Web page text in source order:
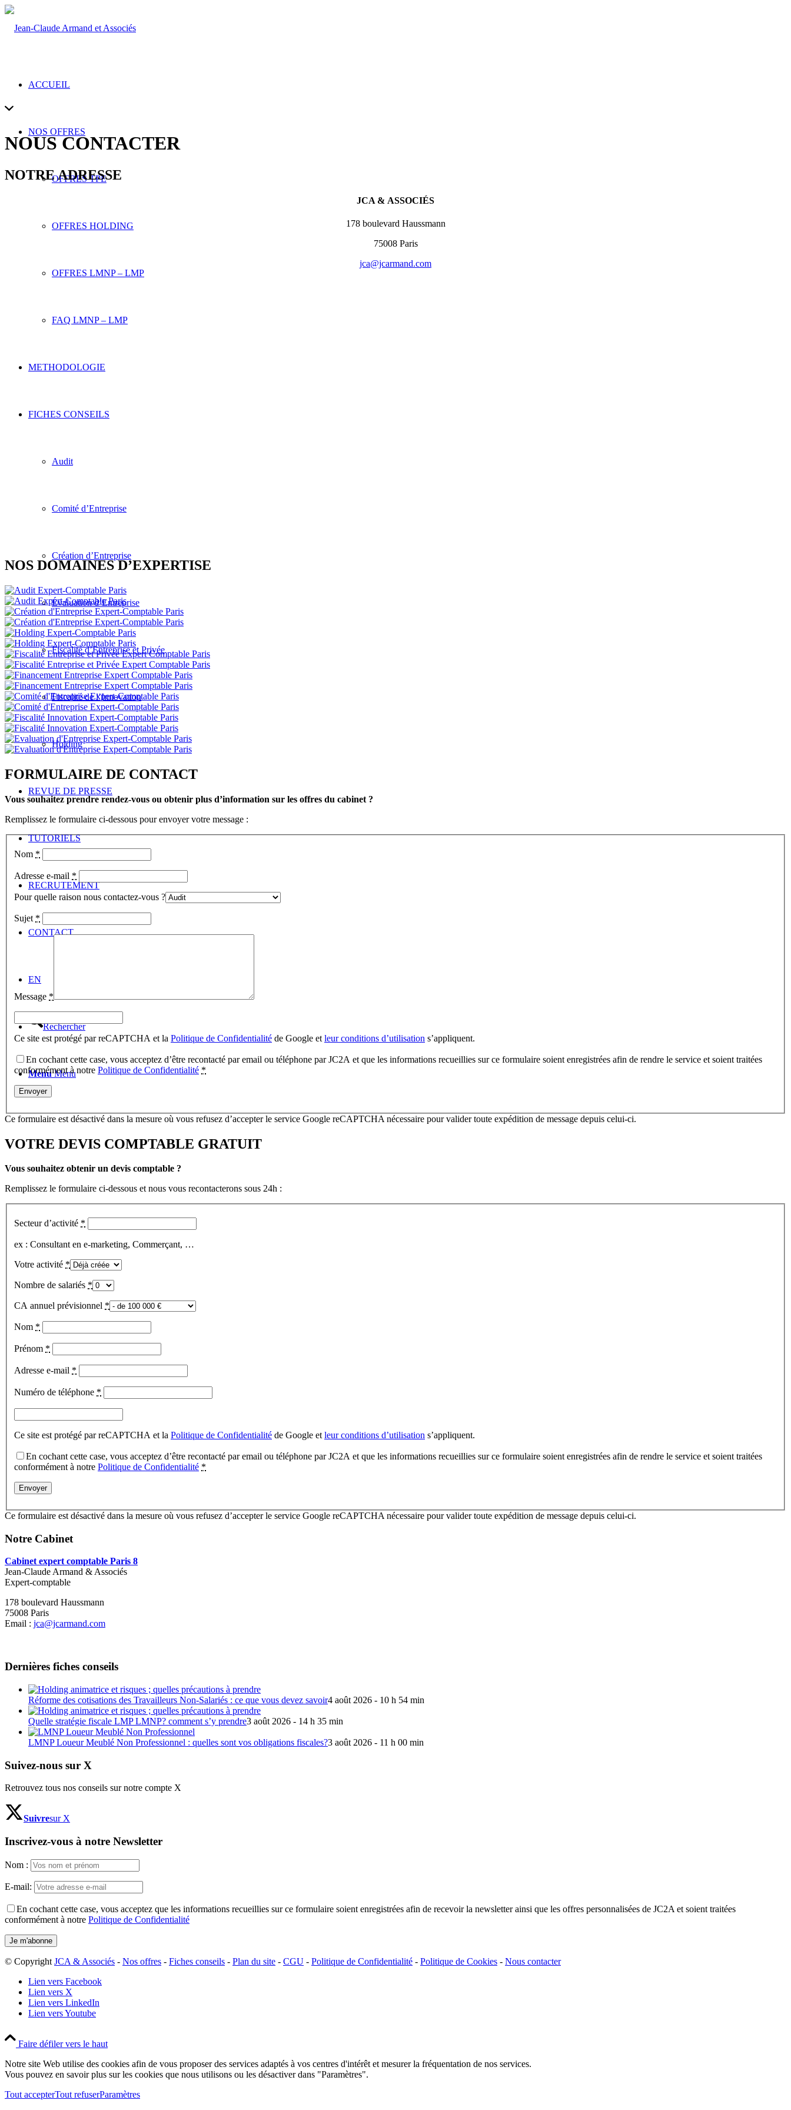
ACCUEIL
NOS OFFRES
OFFRES TPE
OFFRES HOLDING
OFFRES LMNP – LMP
FAQ LMNP – LMP
METHODOLOGIE
FICHES CONSEILS
Audit
Comité d’Entreprise
Création d’Entreprise
Évaluation d’Entreprise
Fiscalité d’Entreprise et Privée
Fiscalité de l’Innovation
Holding
REVUE DE PRESSE
TUTORIELS
RECRUTEMENT
CONTACT
EN
Rechercher
Menu Menu
NOUS CONTACTER
NOTRE ADRESSE
JCA & ASSOCIÉS
178 boulevard Haussmann
75008 Paris
jca@jcarmand.com
NOS DOMAINES D’EXPERTISE
FORMULAIRE DE CONTACT
Vous souhaitez prendre rendez-vous ou obtenir plus d’information sur les offres du cabinet ?
Remplissez le formulaire ci-dessous pour envoyer votre message :
Nom *
Adresse e-mail *
Pour quelle raison nous contactez-vous ?
Sujet *
Message *
Ce site est protégé par reCAPTCHA et la Politique de Confidentialité de Google et leur conditions d’utilisation s’appliquent.
En cochant cette case, vous acceptez d’être recontacté par email ou téléphone par JC2A et que les informations recueillies sur ce formulaire soient enregistrées afin de rendre le service et soient traitées
conformément à notre Politique de Confidentialité *
Ce formulaire est désactivé dans la mesure où vous refusez d’accepter le service Google reCAPTCHA nécessaire pour valider toute expédition de message depuis celui-ci.
VOTRE DEVIS COMPTABLE GRATUIT
Vous souhaitez obtenir un devis comptable ?
Remplissez le formulaire ci-dessous et nous vous recontacterons sous 24h :
Secteur d’activité *
ex : Consultant en e-marketing, Commerçant, …
Votre activité *
Nombre de salariés *
CA annuel prévisionnel *
Nom *
Prénom *
Adresse e-mail *
Numéro de téléphone *
Ce site est protégé par reCAPTCHA et la Politique de Confidentialité de Google et leur conditions d’utilisation s’appliquent.
En cochant cette case, vous acceptez d’être recontacté par email ou téléphone par JC2A et que les informations recueillies sur ce formulaire soient enregistrées afin de rendre le service et soient traitées
conformément à notre Politique de Confidentialité *
Ce formulaire est désactivé dans la mesure où vous refusez d’accepter le service Google reCAPTCHA nécessaire pour valider toute expédition de message depuis celui-ci.
Notre Cabinet
Cabinet expert comptable Paris 8
Jean-Claude Armand & Associés
Expert-comptable
178 boulevard Haussmann
75008 Paris
Email : jca@jcarmand.com
Dernières fiches conseils
Réforme des cotisations des Travailleurs Non-Salariés : ce que vous devez savoir4 août 2026 - 10 h 54 min
Quelle stratégie fiscale LMP LMNP? comment s’y prendre3 août 2026 - 14 h 35 min
LMNP Loueur Meublé Non Professionnel : quelles sont vos obligations fiscales?3 août 2026 - 11 h 00 min
Suivez-nous sur X
Retrouvez tous nos conseils sur notre compte X
Suivresur X
Inscrivez-vous à notre Newsletter
Nom :
E-mail:
En cochant cette case, vous acceptez que les informations recueillies sur ce formulaire soient enregistrées afin de recevoir la newsletter ainsi que les offres personnalisées de JC2A et soient traitées
conformément à notre Politique de Confidentialité
© Copyright JCA & Associés - Nos offres - Fiches conseils - Plan du site - CGU - Politique de Confidentialité - Politique de Cookies - Nous contacter
Lien vers Facebook
Lien vers X
Lien vers LinkedIn
Lien vers Youtube
Faire défiler vers le haut
Notre site Web utilise des cookies afin de vous proposer des services adaptés à vos centres d'intérêt et mesurer la fréquentation de nos services.
Vous pouvez en savoir plus sur les cookies que nous utilisons ou les désactiver dans "Paramètres".
Tout accepterTout refuserParamètres